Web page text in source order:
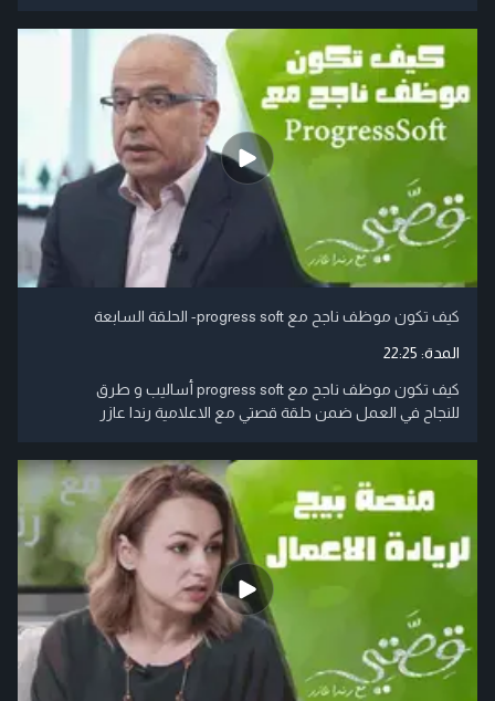
كيف تكون موظف ناجح مع progress soft- الحلقة السابعة
المدة: 22:25
كيف تكون موظف ناجح مع progress soft أساليب و طرق
للنجاح في العمل ضمن حلقة قصتي مع الاعلامية رندا عازر